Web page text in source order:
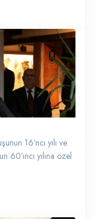
16’ncı yılı ve
60’ıncı yılına özel